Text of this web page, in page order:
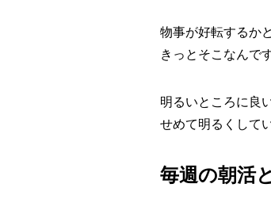
物事が好転するか
きっとそこなんで
明るいところに良
せめて明るくして
毎週の朝活